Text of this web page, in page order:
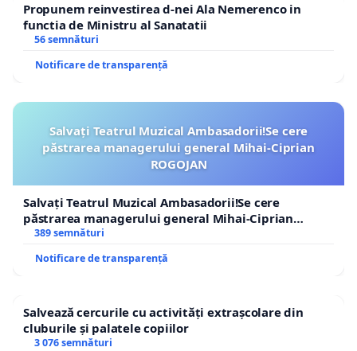
Propunem reinvestirea d-nei Ala Nemerenco in
functia de Ministru al Sanatatii
56 semnături
Notificare de transparență
Salvați Teatrul Muzical Ambasadorii!Se cere
păstrarea managerului general Mihai-Ciprian
ROGOJAN
Salvați Teatrul Muzical Ambasadorii!Se cere
păstrarea managerului general Mihai-Ciprian
ROGOJAN
389 semnături
Notificare de transparență
Salvează cercurile cu activități extrașcolare din
cluburile și palatele copiilor
3 076 semnături